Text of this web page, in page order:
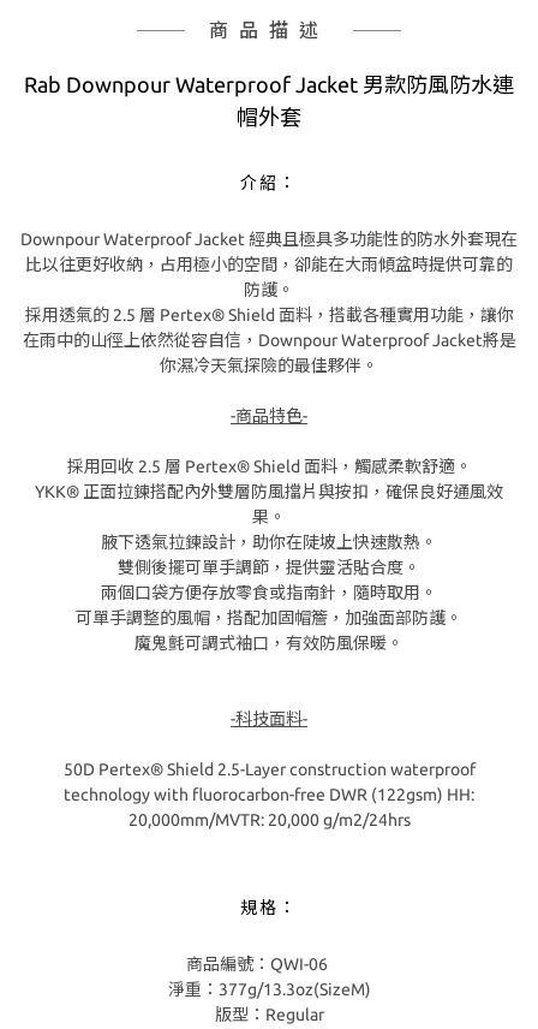
商品描述
Rab Downpour Waterproof Jacket 男款防風防水連
帽外套
介紹：
Downpour Waterproof Jacket 經典且極具多功能性的防水外套現在
比以往更好收納，占用極小的空間，卻能在大雨傾盆時提供可靠的
防護。
採用透氣的 2.5 層 Pertex® Shield 面料，搭載各種實用功能，讓你
在雨中的山徑上依然從容自信，Downpour Waterproof Jacket將是
你濕冷天氣探險的最佳夥伴。
-商品特色-
採用回收 2.5 層 Pertex® Shield 面料，觸感柔軟舒適。
YKK® 正面拉鍊搭配內外雙層防風擋片與按扣，確保良好通風效
果。
腋下透氣拉鍊設計，助你在陡坡上快速散熱。
雙側後擺可單手調節，提供靈活貼合度。
兩個口袋方便存放零食或指南針，隨時取用。
可單手調整的風帽，搭配加固帽簷，加強面部防護。
魔鬼氈可調式袖口，有效防風保暖。
-科技面料-
50D Pertex® Shield 2.5-Layer construction waterproof
technology with fluorocarbon-free DWR (122gsm) HH:
20,000mm/MVTR: 20,000 g/m2/24hrs
規格：
商品編號：QWI-06
淨重：377g/13.3oz(SizeM)
版型：Regular